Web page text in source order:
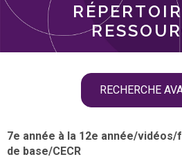
langue
RECHERCHE
7e année à la 12e année/vidéos/
de base/CECR